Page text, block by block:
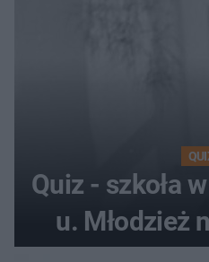
Quiz - szkoła
u. Młodzież